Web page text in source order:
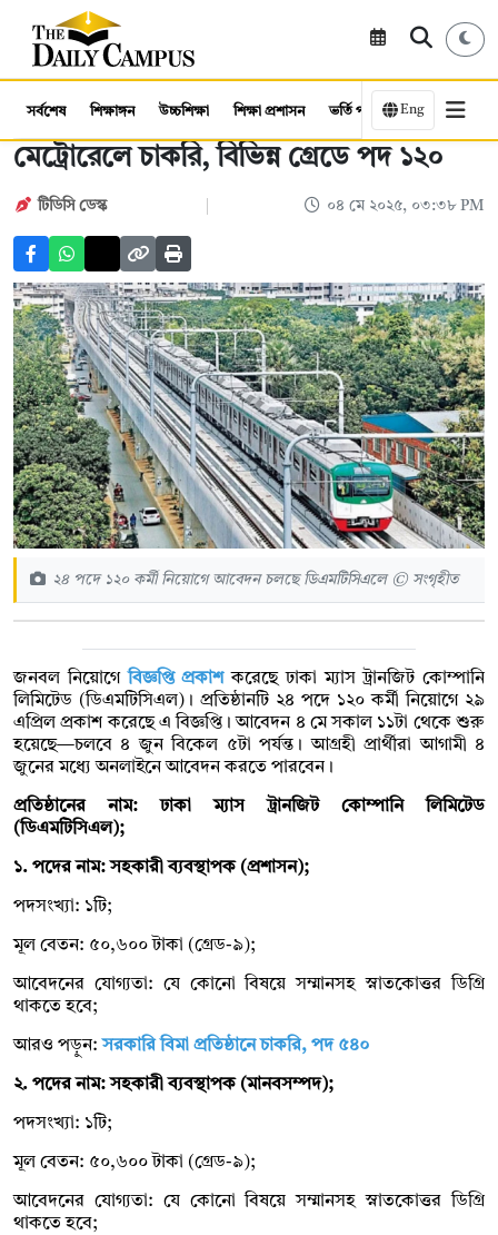
সর্বশেষ শিক্ষাঙ্গন উচ্চশিক্ষা শিক্ষা প্রশাসন ভর্তি পরীক্ষা কর্মসংস্থান
Eng
মেট্রোরেলে চাকরি, বিভিন্ন গ্রেডে পদ ১২০
টিডিসি ডেস্ক ০৪ মে ২০২৫, ০৩:৩৮ PM
২৪ পদে ১২০ কর্মী নিয়োগে আবেদন চলছে ডিএমটিসিএলে © সংগৃহীত
জনবল নিয়োগেবিজ্ঞপ্তি প্রকাশকরেছে ঢাকা ম্যাস ট্রানজিট কোম্পানি
লিমিটেড (ডিএমটিসিএল)। প্রতিষ্ঠানটি ২৪ পদে ১২০ কর্মী নিয়োগে ২৯
এপ্রিল প্রকাশ করেছে এ বিজ্ঞপ্তি। আবেদন ৪ মে সকাল ১১টা থেকে শুরু
হয়েছে—চলবে ৪ জুন বিকেল ৫টা পর্যন্ত। আগ্রহী প্রার্থীরা আগামী ৪
জুনের মধ্যে অনলাইনে আবেদন করতে পারবেন।
প্রতিষ্ঠানের নাম: ঢাকা ম্যাস ট্রানজিট কোম্পানি লিমিটেড
(ডিএমটিসিএল);
১. পদের নাম: সহকারী ব্যবস্থাপক (প্রশাসন);
পদসংখ্যা: ১টি;
মূল বেতন: ৫০,৬০০ টাকা (গ্রেড-৯);
আবেদনের যোগ্যতা: যে কোনো বিষয়ে সম্মানসহ স্নাতকোত্তর ডিগ্রি
থাকতে হবে;
আরও পড়ুন:সরকারি বিমা প্রতিষ্ঠানে চাকরি, পদ ৫৪০
২. পদের নাম: সহকারী ব্যবস্থাপক (মানবসম্পদ);
পদসংখ্যা: ১টি;
মূল বেতন: ৫০,৬০০ টাকা (গ্রেড-৯);
আবেদনের যোগ্যতা: যে কোনো বিষয়ে সম্মানসহ স্নাতকোত্তর ডিগ্রি
থাকতে হবে;